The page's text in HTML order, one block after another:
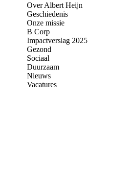
Over Albert Heijn
Geschiedenis
Onze missie
B Corp
Impactverslag 2025
Gezond
Sociaal
Duurzaam
Nieuws
Vacatures